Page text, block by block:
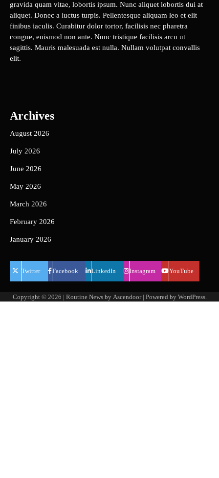
gravida quam vitae, lobortis ipsum. Nunc aliquet lobortis dui at
aliquet. Donec a luctus turpis. Pellentesque aliquam leo et elit
finibus iaculis. Curabitur dolor tortor, facilisis nec pharetra
congue, euismod non ante. Nunc tristique facilisis arcu ut
sagittis. Mauris malesuada est nulla. Nullam volutpat convallis
elit.
Archives
August 2026
July 2026
June 2026
May 2026
March 2026
February 2026
January 2026
Twitter Facebook LinkedIn Instagram YouTube
Copyright © 2026 | Routine News by Ascendoor| Powered by WordPress.